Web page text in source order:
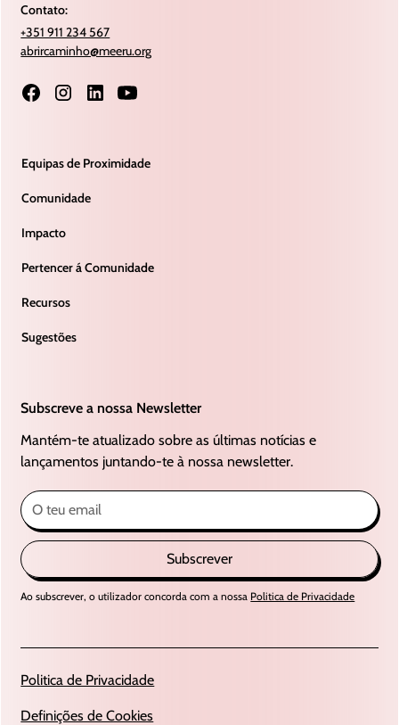
Contato:
+351 911 234 567
abrircaminho@meeru.org
Equipas de Proximidade
Comunidade
Impacto
Pertencer á Comunidade
Recursos
Sugestões
Subscreve a nossa Newsletter
Mantém-te atualizado sobre as últimas notícias e
lançamentos juntando-te à nossa newsletter.
Subscrever
Ao subscrever, o utilizador concorda com a nossa Politica de Privacidade
Politica de Privacidade
Definições de Cookies